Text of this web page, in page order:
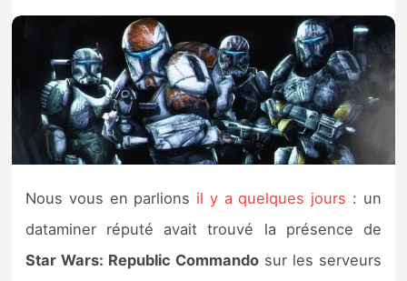
Chiffres de ventes
Rumeurs
Nintendo Direct
Tests et previews
Tests de jeux
Tests d’accessoires
Nous vous en parlions il y a quelques jours : un
dataminer réputé avait trouvé la présence de
Star Wars: Republic Commandosur les serveurs